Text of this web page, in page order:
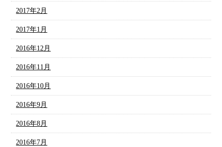
2017年2月
2017年1月
2016年12月
2016年11月
2016年10月
2016年9月
2016年8月
2016年7月